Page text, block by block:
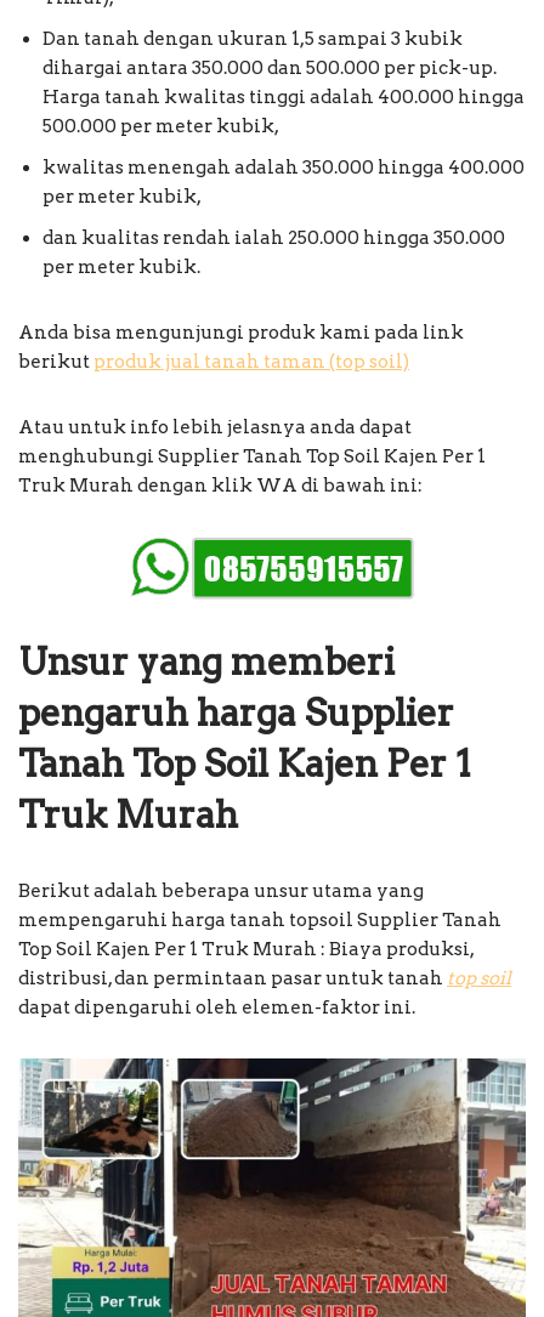
Dan tanah dengan ukuran 1,5 sampai 3 kubik
dihargai antara 350.000 dan 500.000 per pick-up.
Harga tanah kwalitas tinggi adalah 400.000 hingga
500.000 per meter kubik,
kwalitas menengah adalah 350.000 hingga 400.000
per meter kubik,
dan kualitas rendah ialah 250.000 hingga 350.000
per meter kubik.
Anda bisa mengunjungi produk kami pada link
berikut produk jual tanah taman (top soil)
Atau untuk info lebih jelasnya anda dapat
menghubungi Supplier Tanah Top Soil Kajen Per 1
Truk Murah dengan klik WA di bawah ini:
Unsur yang memberi
pengaruh harga Supplier
Tanah Top Soil Kajen Per 1
Truk Murah
Berikut adalah beberapa unsur utama yang
mempengaruhi harga tanah topsoil Supplier Tanah
Top Soil Kajen Per 1 Truk Murah : Biaya produksi,
distribusi, dan permintaan pasar untuk tanah top soil
dapat dipengaruhi oleh elemen-faktor ini.